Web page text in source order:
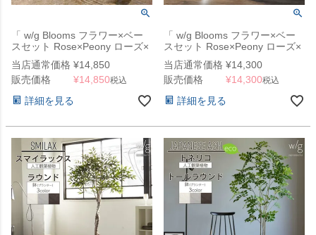
「 w/g Blooms フラワー×ベー
スセット Rose×Peony ローズ×
ピオニー 2 」
当店通常価格 ¥14,850
販売価格
¥14,850税込
詳細を見る
「 w/g Blooms フラワー×ベー
スセット Rose×Peony ローズ×
ピオニー 1/WH 」
当店通常価格 ¥14,300
販売価格
¥14,300税込
詳細を見る